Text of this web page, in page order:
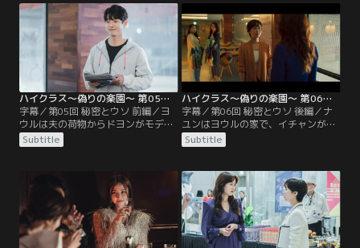
た。理事長のジンソルはヨウルの夫
ジヨンが学校の設立に多大な支援を
したことを話す。学校の招待状を送
ったのも理事長だった。ヨウルは自
宅で、自分が把握していなかった夫
のスマートフォンを…。
安らいだヨウルのもとに、送り主不
明の花束が。そこには意味深なメッ
セージが書かれていた。さらに夫の
スマホに突然不気味なメッセージが
届き、ヨウルは驚愕する。
ハイクラス～偽りの楽園～ 第05話／字幕
字幕／第05回 秘密とウソ 前編／ヨ
ウルは夫の荷物からドヨンがモデル
を務めた広告を見つけると同時に、
ドヨンの髪飾りがロッカー前で拾っ
でドヨンに歓迎会の夜のことや夫と
の関係を問いただすが確信は得られ
ない。体育教師兼アイスホッケー部
のコーチとして学校にやって来たデ
ニーは、以前ヨウルが何度か顔を合
わせていた男性だった。
Subtitle
ハイクラス～偽りの楽園～ 第06話／字幕
字幕／第06回 秘密とウソ 後編／ナ
ユンはヨウルの家で、イチャンが両
親と写った写真を見て動揺する。ヨ
ウルは興信所のオ・スンサンにドヨ
ヨンがイチャンの後を追いかけてい
る映像を入手した。そんななか、ド
ヨンは夫が不祥事を起こしたことで
警察署に。弁護士を買って出たヨウ
ルは、映像を盾にして夫ジヨンとの
関係を追及する。
Subtitle